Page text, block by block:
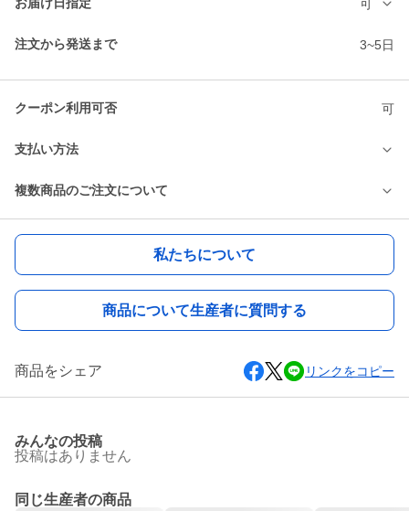
可
注文から発送まで 3~5日
クーポン利用可否 可
支払い方法
複数商品のご注文について
私たちについて
商品について生産者に質問する
商品をシェア リンクをコピー
みんなの投稿
投稿はありません
同じ生産者の商品